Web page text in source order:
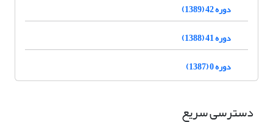
دوره 42 (1389)
دوره 41 (1388)
دوره 0 (1387)
دسترسی سریع